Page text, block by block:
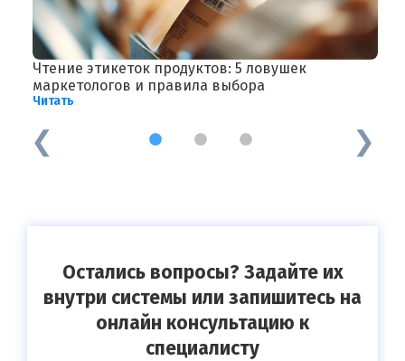
Чтение этикеток продуктов: 5 ловушек
маркетологов и правила выбора
Читать
1 2 3
Остались вопросы? Задайте их
внутри системы или запишитесь на
онлайн консультацию к
специалисту